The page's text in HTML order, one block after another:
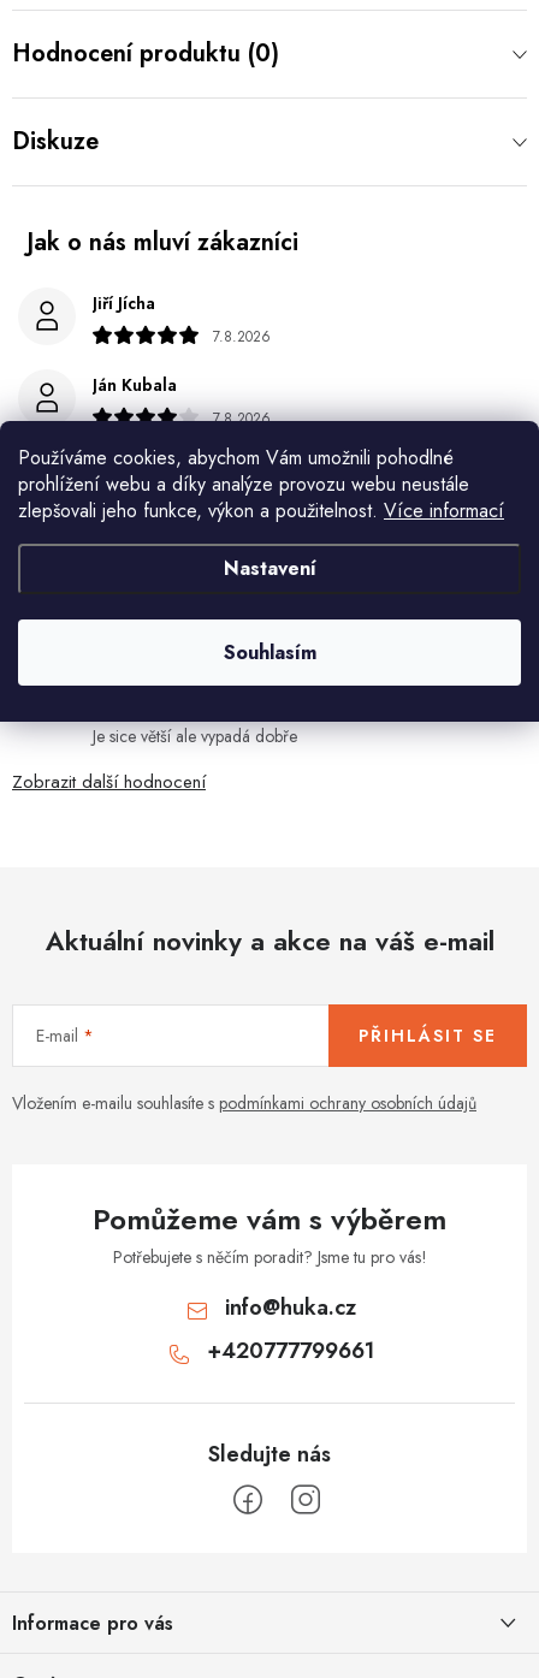
Používáme cookies, abychom Vám umožnili pohodlné
prohlížení webu a díky analýze provozu webu neustále
zlepšovali jeho funkce, výkon a použitelnost. Více informací
Nastavení
Souhlasím
Hodnocení produktu (0)
Diskuze
Jiří Jícha
7.8.2026
Ján Kubala
7.8.2026
Všetko bolo super ale škoda že návod je len v polsky a
anglicky .
5.8.2026
HELENA MINAŘÍKOVÁ
Je sice větší ale vypadá dobře
Zobrazit další hodnocení
Aktuální novinky a akce na váš e-mail
E-mail
Vložením e-mailu souhlasíte s podmínkami ochrany osobních údajů
PŘIHLÁSIT SE
Pomůžeme vám s výběrem
Potřebujete s něčím poradit? Jsme tu pro vás!
info@huka.cz
+420777799661
pInformace pro vás